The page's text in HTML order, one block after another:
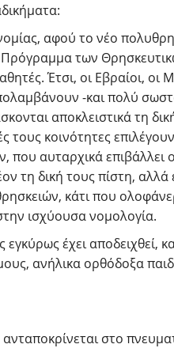
αφού το νέο
των
Έτσι, οι Εβραίοι, οι
-και πολύ
αποκλειστικά τη
τους κοινότητες
αυταρχικά επιβάλλει
τη δική τους πίστη, αλλά
κάτι που
ισχύουσα νομολογία.
έχει αποδειχθεί,
ανήλικα ορθόδοξα
στο